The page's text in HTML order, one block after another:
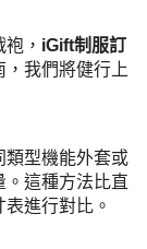
， iGift制服訂
我們將健行上
類型機能外套或
。這種方法比直
進行對比。